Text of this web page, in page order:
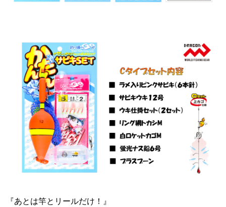
『あとは竿とリールだけ！』